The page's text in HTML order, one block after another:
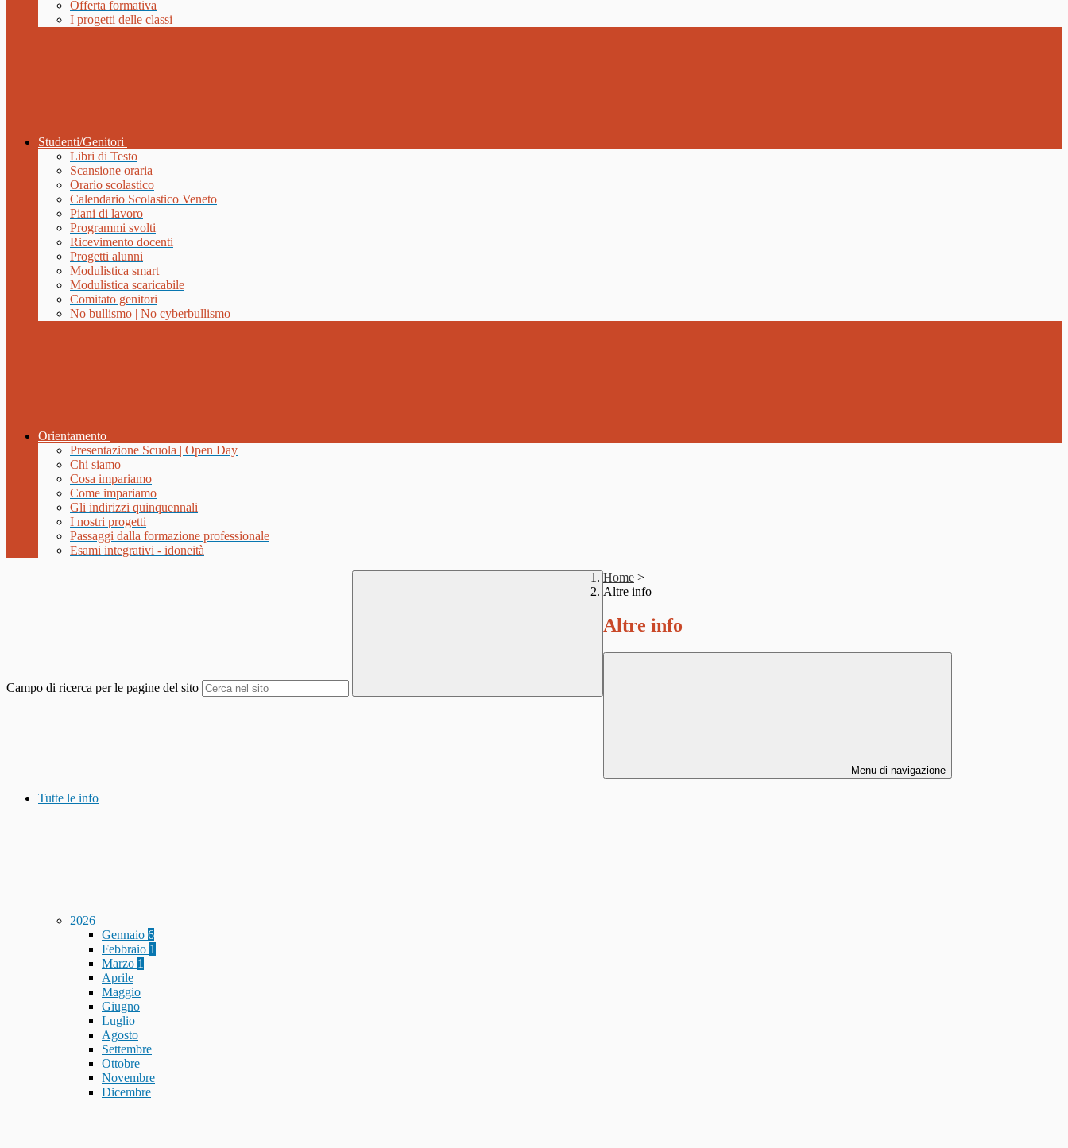
Offerta formativa
I progetti delle classi
Studenti/Genitori
Libri di Testo
Scansione oraria
Orario scolastico
Calendario Scolastico Veneto
Piani di lavoro
Programmi svolti
Ricevimento docenti
Progetti alunni
Modulistica smart
Modulistica scaricabile
Comitato genitori
No bullismo | No cyberbullismo
Orientamento
Presentazione Scuola | Open Day
Chi siamo
Cosa impariamo
Come impariamo
Gli indirizzi quinquennali
I nostri progetti
Passaggi dalla formazione professionale
Esami integrativi - idoneità
Campo di ricerca per le pagine del sito
Home >
Altre info
Altre info
Menu di navigazione
Tutte le info
2026
Gennaio 6
Febbraio 1
Marzo 1
Aprile
Maggio
Giugno
Luglio
Agosto
Settembre
Ottobre
Novembre
Dicembre